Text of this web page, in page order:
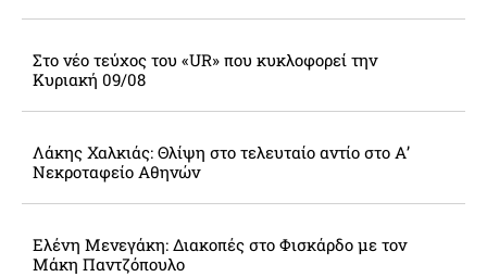
Στο νέο τεύχος του «UR» που κυκλοφορεί την
Κυριακή 09/08
Λάκης Χαλκιάς: Θλίψη στο τελευταίο αντίο στο Α’
Νεκροταφείο Αθηνών
Ελένη Μενεγάκη: Διακοπές στο Φισκάρδο με τον
Μάκη Παντζόπουλο